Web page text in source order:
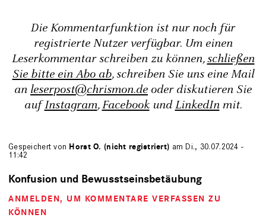
Die Kommentarfunktion ist nur noch für
registrierte Nutzer verfügbar. Um einen
Leserkommentar schreiben zu können,schließen
Sie bitte ein Abo ab, schreiben Sie uns eine Mail
an leserpost@chrismon.de oder diskutieren Sie
aufInstagram,FacebookundLinkedInmit.
Gespeichert von Horst O. (nicht registriert) am Di., 30.07.2024 -
11:42
Konfusion und Bewusstseinsbetäubung
ANMELDEN, UM KOMMENTARE VERFASSEN ZU
KÖNNEN